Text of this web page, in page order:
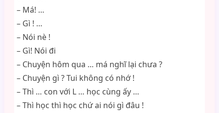
– Má! …
– Gì ! …
– Nói nè !
– Gì! Nói đi
– Chuyện hôm qua … má nghĩ lại chưa ?
– Chuyện gì ? Tui không có nhớ !
– Thì … con với L … học cùng ấy …
– Thì học thì học chứ ai nói gì đâu !